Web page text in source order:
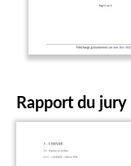
Rapport du jury